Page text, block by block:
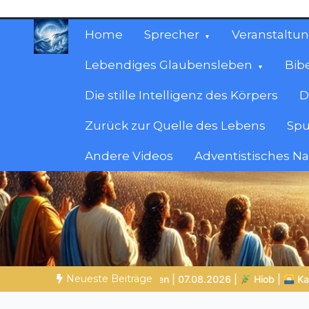
springen
Home Sprecher
Lebendiges Glaubensleben
Die stille Intelligenz des Körpers
Zurück zur Quelle des Lebens
Andere Videos Adventistisches
Christliche
Materialien, die stärken. Antworten, die
Neueste Beiträge
Kap.42 – Hiob antwortet Gott und wird wiederhergestellt